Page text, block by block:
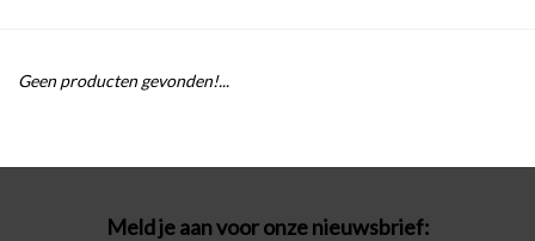
Homewear
Geen producten gevonden!...
Meld je aan voor onze nieuwsbrief: